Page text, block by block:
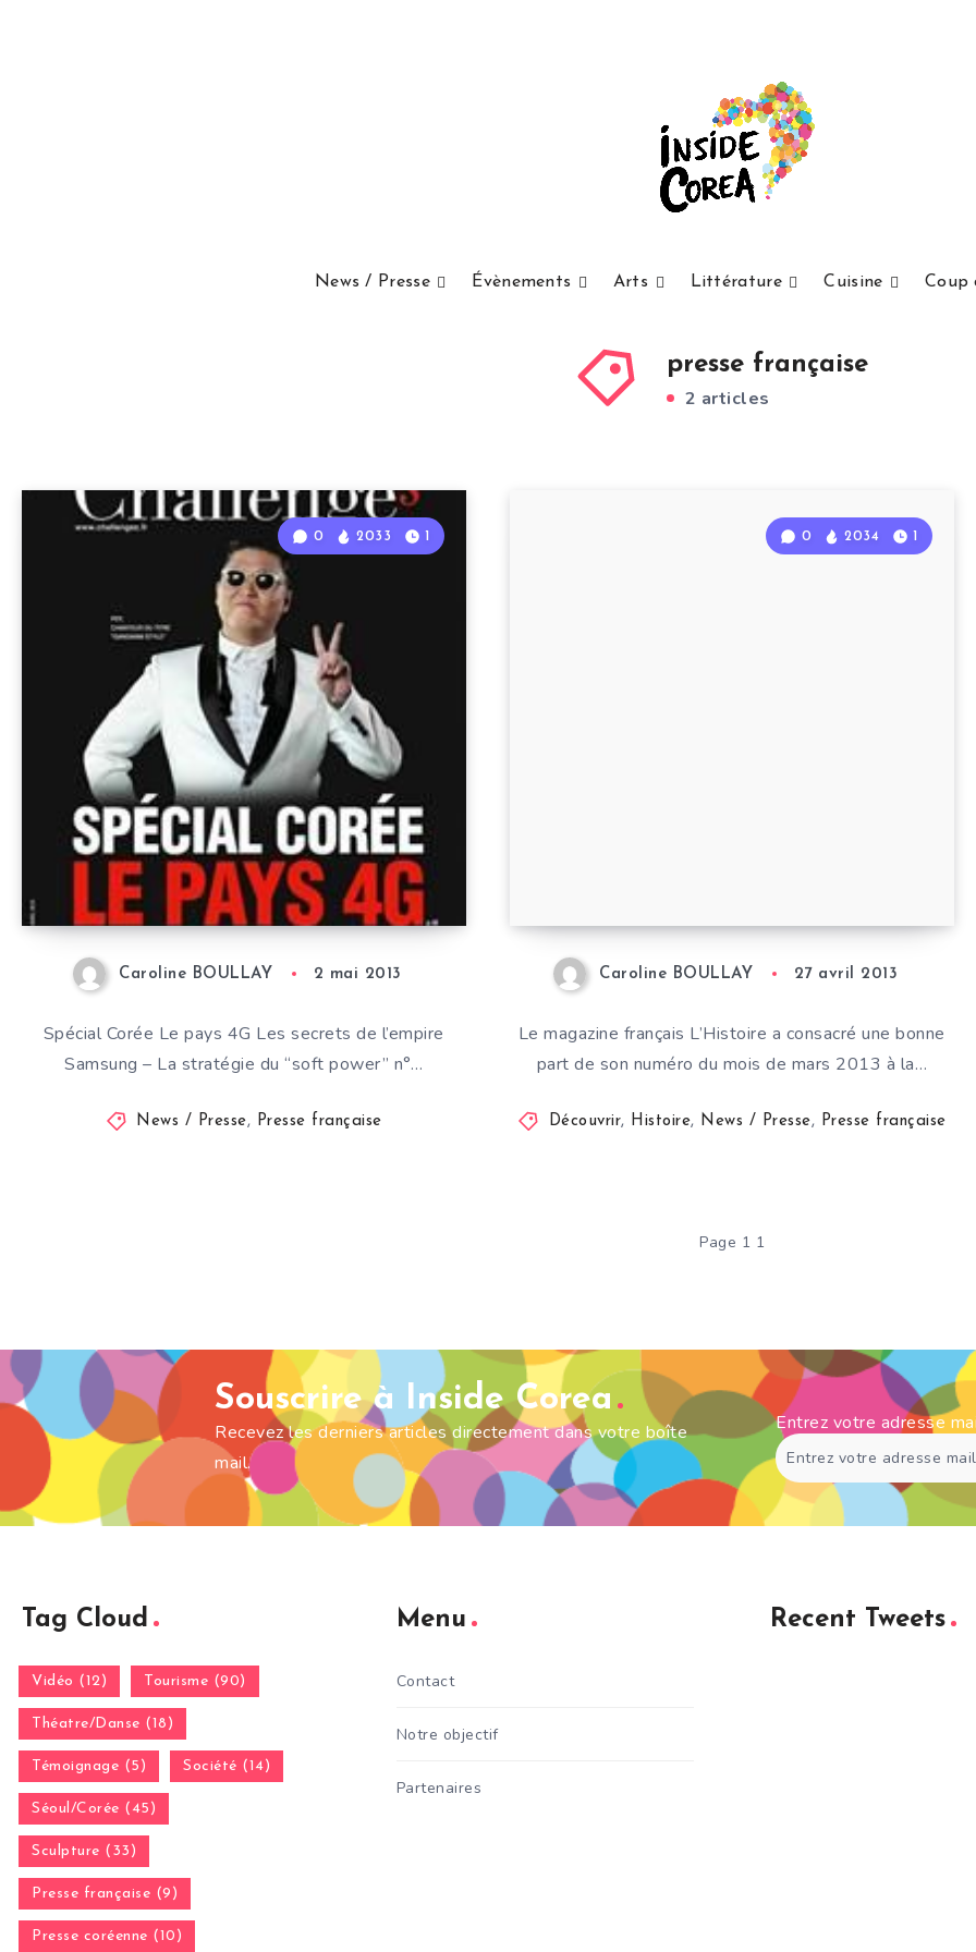
News / Presse Évènements Arts Littérature Cuisine Coup
presse française
2 articles
0 2033 1
Caroline BOULLAY 2 mai 2013
Spécial Corée Le pays 4G Les secrets de l’empire
Samsung – La stratégie du “soft power” n°…
News / Presse, Presse française
0 2034 1
Caroline BOULLAY 27 avril 2013
Le magazine français L’Histoire a consacré une bonne
part de son numéro du mois de mars 2013 à la…
Découvrir, Histoire, News / Presse, Presse française
Page 1 1
Souscrire à Inside Corea
Recevez les derniers articles directement dans votre boîte
mail.
Entrez votre adresse
Tag Cloud
Vidéo (12) Tourisme (90)
Théatre/Danse (18)
Témoignage (5) Société (14)
Séoul/Corée (45)
Sculpture (33)
Presse française (9)
Presse coréenne (10)
Menu
Contact
Notre objectif
Partenaires
Recent Tweets